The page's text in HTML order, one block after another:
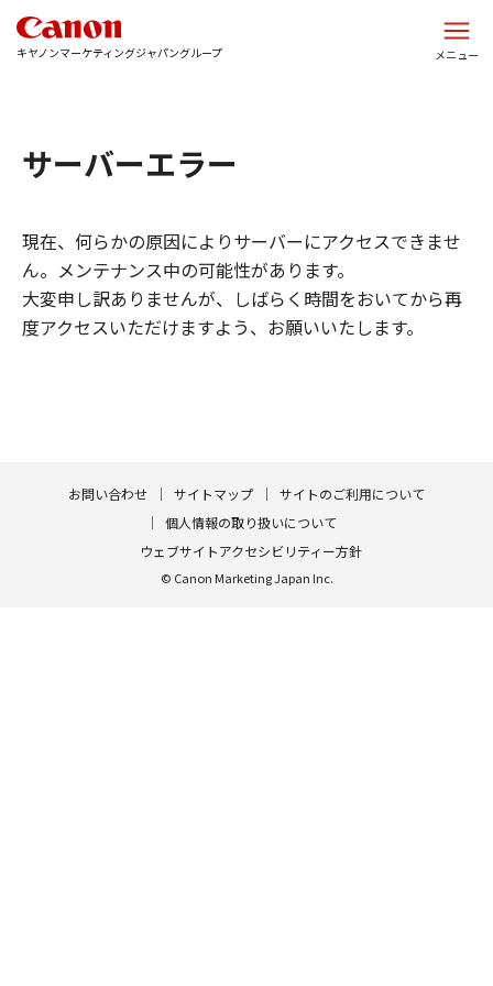
キヤノンマーケティングジャパングループ メニュー
サーバーエラー
現在、何らかの原因によりサーバーにアクセスできませ
ん。メンテナンス中の可能性があります。
大変申し訳ありませんが、しばらく時間をおいてから再
度アクセスいただけますよう、お願いいたします。
お問い合わせ サイトマップ
サイトのご利用について
個人情報の取り扱いについて
ウェブサイトアクセシビリティー方針
© Canon Marketing Japan Inc.